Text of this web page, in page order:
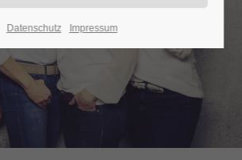
Datenschutz Impressum